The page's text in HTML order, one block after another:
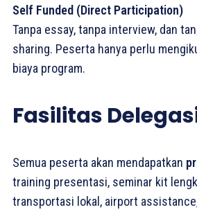
Self Funded (Direct Participation)
Tanpa essay, tanpa interview, dan
sharing. Peserta hanya perlu
biaya program.
Fasilitas
Semua peserta akan mendapatkan
training presentasi, seminar kit
transportasi lokal, airport